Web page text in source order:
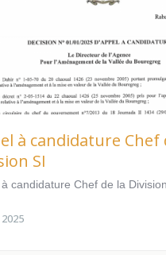
à candidature Chef
SI
candidature Chef de la
2025